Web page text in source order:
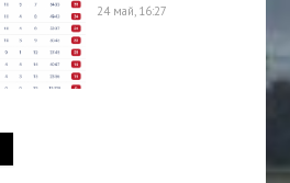
24 май, 16:27